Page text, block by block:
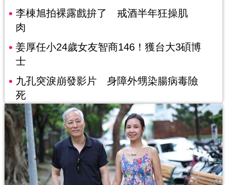
李棟旭拍裸露戲拚了 戒酒半年狂操肌
肉
姜厚任小24歲女友智商146！獲台大3碩博
士
九孔突淚崩發影片 身障外甥染腸病毒險
死